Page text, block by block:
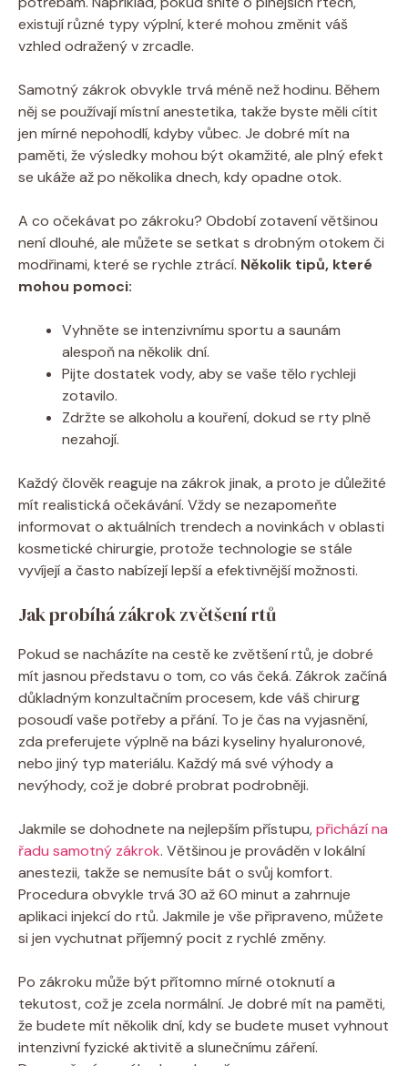
existují různé typy výplní, které mohou změnit váš
vzhled odražený v zrcadle.
Samotný zákrok obvykle trvá méně než hodinu. Během
něj se používají místní anestetika, takže byste měli cítit
jen mírné nepohodlí, kdyby vůbec. Je dobré mít na
paměti, že výsledky mohou být okamžité, ale plný efekt
se ukáže až po několika dnech, kdy opadne otok.
A co očekávat po zákroku? Období zotavení většinou
není dlouhé, ale můžete se setkat s drobným otokem či
modřinami, které se rychle ztrácí. Několik tipů, které
mohou pomoci:
Vyhněte se intenzivnímu sportu a saunám
alespoň na několik dní.
Pijte dostatek vody, aby se vaše tělo rychleji
zotavilo.
Zdržte se alkoholu a kouření, dokud se rty plně
nezahojí.
Každý člověk reaguje na zákrok jinak, a proto je důležité
mít realistická očekávání. Vždy se nezapomeňte
informovat o aktuálních trendech a novinkách v oblasti
kosmetické chirurgie, protože technologie se stále
vyvíjejí a často nabízejí lepší a efektivnější možnosti.
Jak probíhá zákrok zvětšení rtů
Pokud se nacházíte na cestě ke zvětšení rtů, je dobré
mít jasnou představu o tom, co vás čeká. Zákrok začíná
důkladným konzultačním procesem, kde váš chirurg
posoudí vaše potřeby a přání. To je čas na vyjasnění,
zda preferujete výplně na bázi kyseliny hyaluronové,
nebo jiný typ materiálu. Každý má své výhody a
nevýhody, což je dobré probrat podrobněji.
Jakmile se dohodnete na nejlepším přístupu,přichází na
řadu samotný zákrok. Většinou je prováděn v lokální
anestezii, takže se nemusíte bát o svůj komfort.
Procedura obvykle trvá 30 až 60 minut a zahrnuje
aplikaci injekcí do rtů. Jakmile je vše připraveno, můžete
si jen vychutnat příjemný pocit z rychlé změny.
Po zákroku může být přítomno mírné otoknutí a
tekutost, což je zcela normální. Je dobré mít na paměti,
že budete mít několik dní, kdy se budete muset vyhnout
intenzivní fyzické aktivitě a slunečnímu záření.